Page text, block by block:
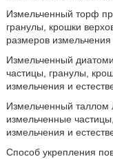
Измельченный торф
гранулы, крошки
размеров измельчения
Измельченный
частицы, гранулы,
измельчения и
Измельченный таллом
измельченные
измельчения и
Способ укрепления